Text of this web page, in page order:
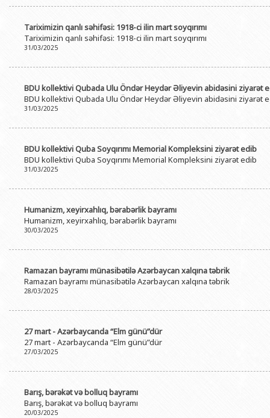
Tariximizin qanlı səhifəsi: 1918-ci ilin mart soyqırımı
Tariximizin qanlı səhifəsi: 1918-ci ilin mart soyqırımı
31/03/2025
BDU kollektivi Qubada Ulu Öndər Heydər Əliyevin abidəsini ziyarət
BDU kollektivi Qubada Ulu Öndər Heydər Əliyevin abidəsini ziyarət
31/03/2025
BDU kollektivi Quba Soyqırımı Memorial Kompleksini ziyarət edib
BDU kollektivi Quba Soyqırımı Memorial Kompleksini ziyarət edib
31/03/2025
Humanizm, xeyirxahlıq, bərabərlik bayramı
Humanizm, xeyirxahlıq, bərabərlik bayramı
30/03/2025
Ramazan bayramı münasibətilə Azərbaycan xalqına təbrik
Ramazan bayramı münasibətilə Azərbaycan xalqına təbrik
28/03/2025
27 mart - Azərbaycanda “Elm günü”dür
27 mart - Azərbaycanda “Elm günü”dür
27/03/2025
Barış, bərəkət və bolluq bayramı
Barış, bərəkət və bolluq bayramı
20/03/2025